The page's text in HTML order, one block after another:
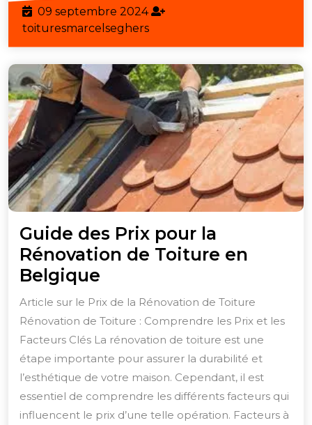
09 septembre 202409
septembre
2024
toituresmarcelsegherstoituresmarcelseghers
Guide des Prix pour la
Rénovation de Toiture en
Belgique
des
Prix
pour
la
Rénovation
de
Toiture
Article sur le Prix de la Rénovation de Toiture
Rénovation de Toiture : Comprendre les Prix et les
Facteurs Clés La rénovation de toiture est une
étape importante pour assurer la durabilité et
l’esthétique de votre maison. Cependant, il est
essentiel de comprendre les différents facteurs qui
influencent le prix d’une telle opération. Facteurs à